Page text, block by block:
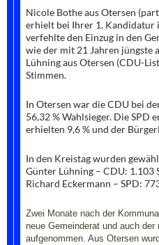
Nicole Bothe aus Otersen
erhielt bei Ihrer 1. Kandidatur
verfehlte den Einzug in den
wie der mit 21 Jahren jüngste
Lühning aus Otersen (CDU-
Stimmen.
In Otersen war die CDU bei
56,32 % Wahlsieger. Die SPD
erhielten 9,6 % und der
In den Kreistag wurden
Günter Lühning – CDU: 1.103
Richard Eckermann – SPD:
Zwei Monate nach der
neue Gemeinderat und auch
aufgenommen. Aus Otersen